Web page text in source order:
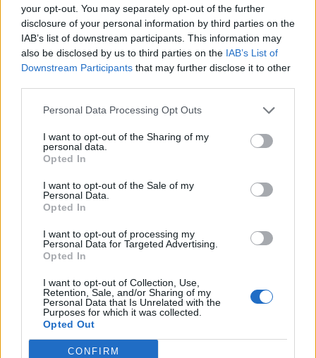
your opt-out. You may separately opt-out of the further
disclosure of your personal information by third parties on the
IAB’s list of downstream participants. This information may
also be disclosed by us to third parties on the IAB’s List of
Downstream Participants that may further disclose it to other
Personal Data Processing Opt Outs
I want to opt-out of the Sharing of my
personal data.
Opted In
I want to opt-out of the Sale of my
Personal Data.
Opted In
I want to opt-out of processing my
Personal Data for Targeted Advertising.
Opted In
I want to opt-out of Collection, Use,
Retention, Sale, and/or Sharing of my
Personal Data that Is Unrelated with the
Purposes for which it was collected.
Opted Out
CONFIRM